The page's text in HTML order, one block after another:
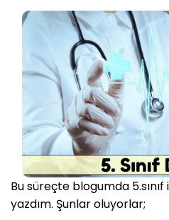
Bu süreçte blogumda 5.sınıf
yazdım. Şunlar oluyorlar;